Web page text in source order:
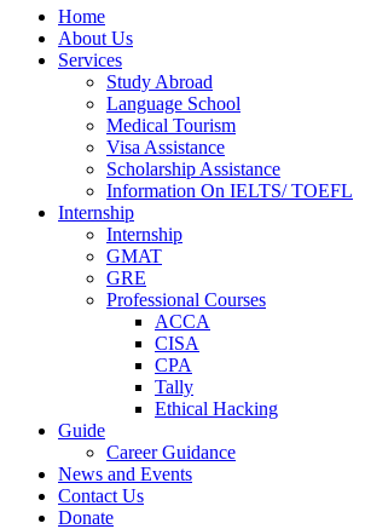
Home
About Us
Services
Study Abroad
Language School
Medical Tourism
Visa Assistance
Scholarship Assistance
Information On IELTS/ TOEFL
Internship
Internship
GMAT
GRE
Professional Courses
ACCA
CISA
CPA
Tally
Ethical Hacking
Guide
Career Guidance
News and Events
Contact Us
Donate